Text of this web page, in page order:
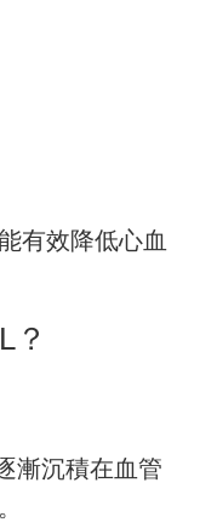
有效降低心血
？
漸沉積在血管